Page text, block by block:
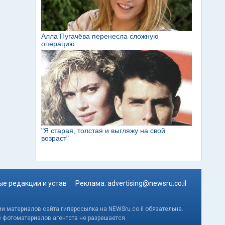
редакции и устав Реклама: advertising@newsru.co.il
сайта гиперссылка на NEWSru.co.il обязательна.
агентств не разрешается.